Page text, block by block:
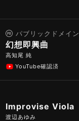
パブリックドメイン
幻想即興曲
高知尾 純
YouTube確認済
Improvise Viola
渡辺あゆみ